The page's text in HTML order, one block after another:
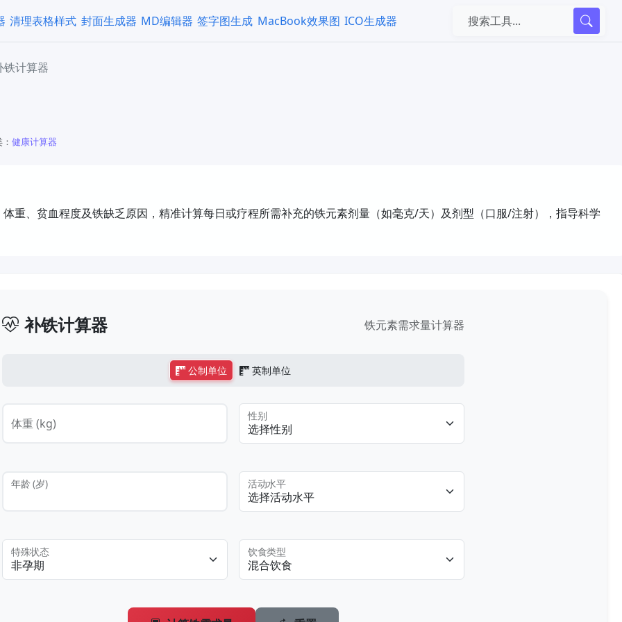
清理表格样式 封面生成器 MD编辑器 签字图生成 MacBook效果图 ICO生成器
铁计算器
健康计算器
重、贫血程度及铁缺乏原因，精准计算每日或疗程所需补充的铁元素剂量（如毫克/天）及剂型（口服/注射），指导科学
补铁计算器 铁元素需求量计算器
公制单位 英制单位
体重 (kg)
性别
年龄 (岁) 活动水平
特殊状态 饮食类型